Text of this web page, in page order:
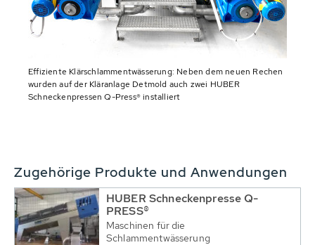
Effiziente Klärschlammentwässerung: Neben dem neuen Rechen
wurden auf der Kläranlage Detmold auch zwei HUBER
Schneckenpressen Q-Press® installiert
Zugehörige Produkte und Anwendungen
HUBER Schneckenpresse Q-
PRESS®
Maschinen für die
Schlammentwässerung